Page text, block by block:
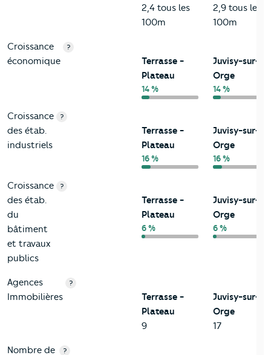
2,4 tous les
100m
2,9 tous les
100m
Croissance
économique
?
Terrasse -
Plateau
14 %
Juvisy-sur-
Orge
14 %
Croissance
des étab.
industriels
?
Terrasse -
Plateau
16 %
Juvisy-sur-
Orge
16 %
Croissance
des étab.
du
bâtiment
et travaux
publics
?
Terrasse -
Plateau
6 %
Juvisy-sur-
Orge
6 %
Agences
Immobilières
?
Terrasse -
Plateau
9
Juvisy-sur-
Orge
17
Nombre de ?